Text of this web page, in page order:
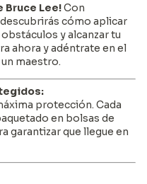
Bruce Lee!Con
descubrirás cómo aplicar
y alcanzar tu
ahora y adéntrate en el
maestro.
protección. Cada
en bolsas de
garantizar que llegue en